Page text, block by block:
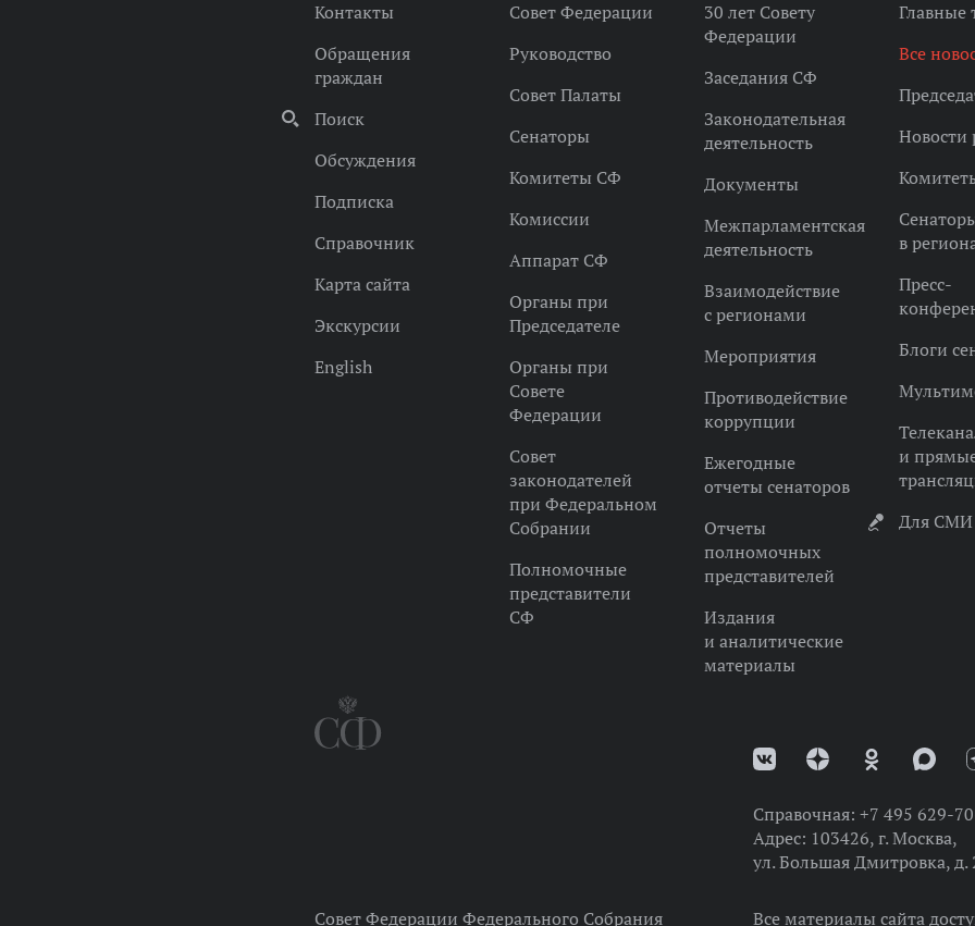
Контакты
Обращения
граждан
Поиск
Обсуждения
Подписка
Справочник
Карта сайта
Экскурсии
English
Совет Федерации
Руководство
Совет Палаты
Сенаторы
Комитеты СФ
Комиссии
Аппарат СФ
Органы при
Председателе
Органы при
Совете
Федерации
Совет
законодателей
при Федеральном
Собрании
Полномочные
представители
СФ
30 лет Совету
Федерации
Заседания СФ
Законодательная
деятельность
Документы
Межпарламентская
деятельность
Взаимодействие
с регионами
Мероприятия
Противодействие
коррупции
Ежегодные
отчеты сенаторов
Отчеты
полномочных
представителей
Издания
и аналитические
материалы
Главные
Все
Новости
в
Пресс-
Блоги
и
Для СМИ
Справочная: +7 495 629-
Адрес: 103426, г. Москва,
ул. Большая Дмитровка, д.
Совет Федерации Федерального Собрания Все материалы сайта